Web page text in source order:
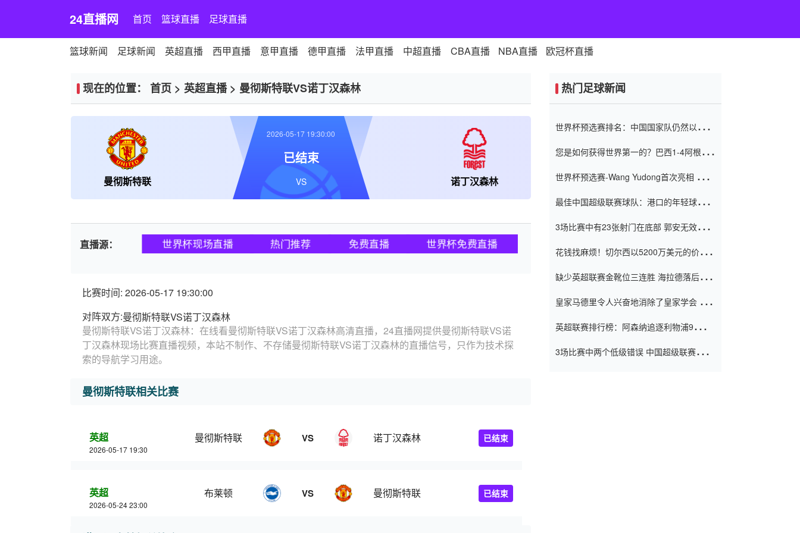
24直播网 首页 篮球直播 足球直播
篮球新闻 足球新闻 英超直播 西甲直播 意甲直播 德甲直播 法甲直播 中超直播 CBA直播 NBA直播 欧冠杯直播
现在的位置： 首页 > 英超直播> 曼彻斯特联VS诺丁汉森林
曼彻斯特联 诺丁汉森林
2026-05-17 19:30:00
已结束
VS
直播源： 世界杯现场直播 热门推荐 免费直播 世界杯免费直播
比赛时间: 2026-05-17 19:30:00
对阵双方:曼彻斯特联VS诺丁汉森林
曼彻斯特联VS诺丁汉森林：在线看曼彻斯特联VS诺丁汉森林高清直播，24直播网提供曼彻斯特联VS诺
丁汉森林现场比赛直播视频，本站不制作、不存储曼彻斯特联VS诺丁汉森林的直播信号，只作为技术探
索的导航学习用途。
曼彻斯特联相关比赛
英超
2026-05-17 19:30
曼彻斯特联 VS 诺丁汉森林 已结束
英超
2026-05-24 23:00
布莱顿 VS 曼彻斯特联 已结束
热门足球新闻
世界杯预选赛排名：中国国家队仍然以6分
您是如何获得世界第一的？巴西1-4阿根
世界杯预选赛-Wang Yudong首次亮相 中国
最佳中国超级联赛球队：港口的年轻球员在
（Taishan）
3场比赛中有23张射门在底部 郭安无效传球
花钱找麻烦！切尔西以5200万美元的价格
窗口
缺少英超联赛金靴位三连胜 海拉德落后6球
皇家马德里令人兴奋地消除了皇家学会 安
英超联赛排行榜：阿森纳追逐利物浦9分 曼
3场比赛中两个低级错误 中国超级联赛的前